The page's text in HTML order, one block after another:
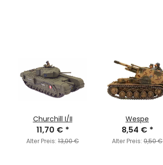
Churchill I/II
11,70 € *
Alter Preis: 13,00 €
Wespe
8,54 € *
Alter Preis: 9,50 €